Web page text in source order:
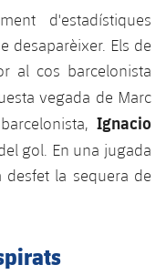
d'estadístiques
desaparèixer. Els de
al cos barcelonista
vegada de Marc
Ignacio
gol. En una jugada
desfet la sequera de